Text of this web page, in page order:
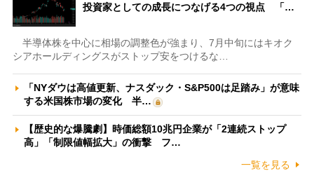
投資家としての成長につなげる4つの視点 「…
半導体株を中心に相場の調整色が強まり、7月中旬にはキオク
シアホールディングスがストップ安をつけるな…
「NYダウは高値更新、ナスダック・S&P500は足踏み」が意味
する米国株市場の変化 半…
【歴史的な爆騰劇】時価総額10兆円企業が「2連続ストップ
高」「制限値幅拡大」の衝撃 フ…
一覧を見る